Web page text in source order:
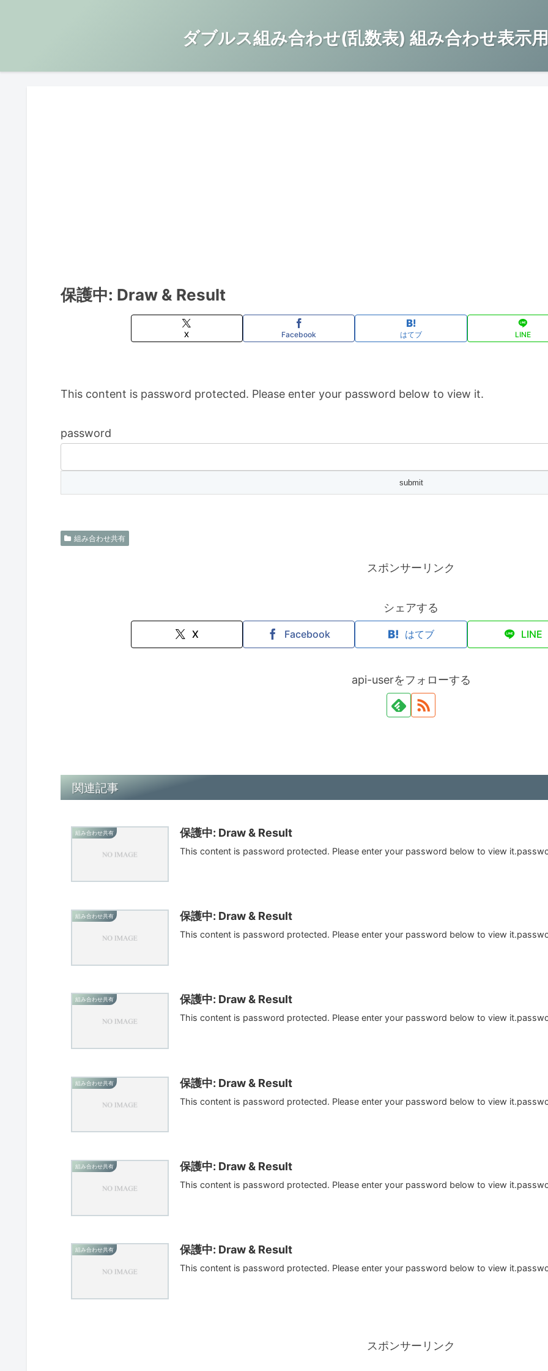
ダブルス組み合わせ(乱数表) 組み合わせ表示
保護中: Draw & Result
X Facebook はてブ LINE
This content is password protected. Please enter your password below to view it.
password
組み合わせ共有
スポンサーリンク
シェアする
X Facebook はてブ LINE
api-userをフォローする
関連記事
組み合わせ共有 保護中: Draw & Result
This content is password protected. Please enter your password below to view
組み合わせ共有 保護中: Draw & Result
This content is password protected. Please enter your password below to view
組み合わせ共有 保護中: Draw & Result
This content is password protected. Please enter your password below to view
組み合わせ共有 保護中: Draw & Result
This content is password protected. Please enter your password below to view
組み合わせ共有 保護中: Draw & Result
This content is password protected. Please enter your password below to view
組み合わせ共有 保護中: Draw & Result
This content is password protected. Please enter your password below to view
スポンサーリンク